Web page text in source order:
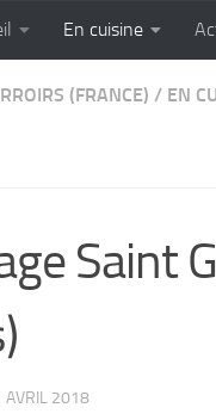
En cuisine
(FRANCE) / EN
Saint
AVRIL 2018